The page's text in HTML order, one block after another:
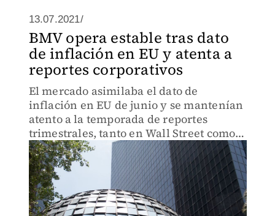
13.07.2021/
BMV opera estable tras dato
de inflación en EU y atenta a
reportes corporativos
El mercado asimilaba el dato de
inflación en EU de junio y se mantenían
atento a la temporada de reportes
trimestrales, tanto en Wall Street como
en México.